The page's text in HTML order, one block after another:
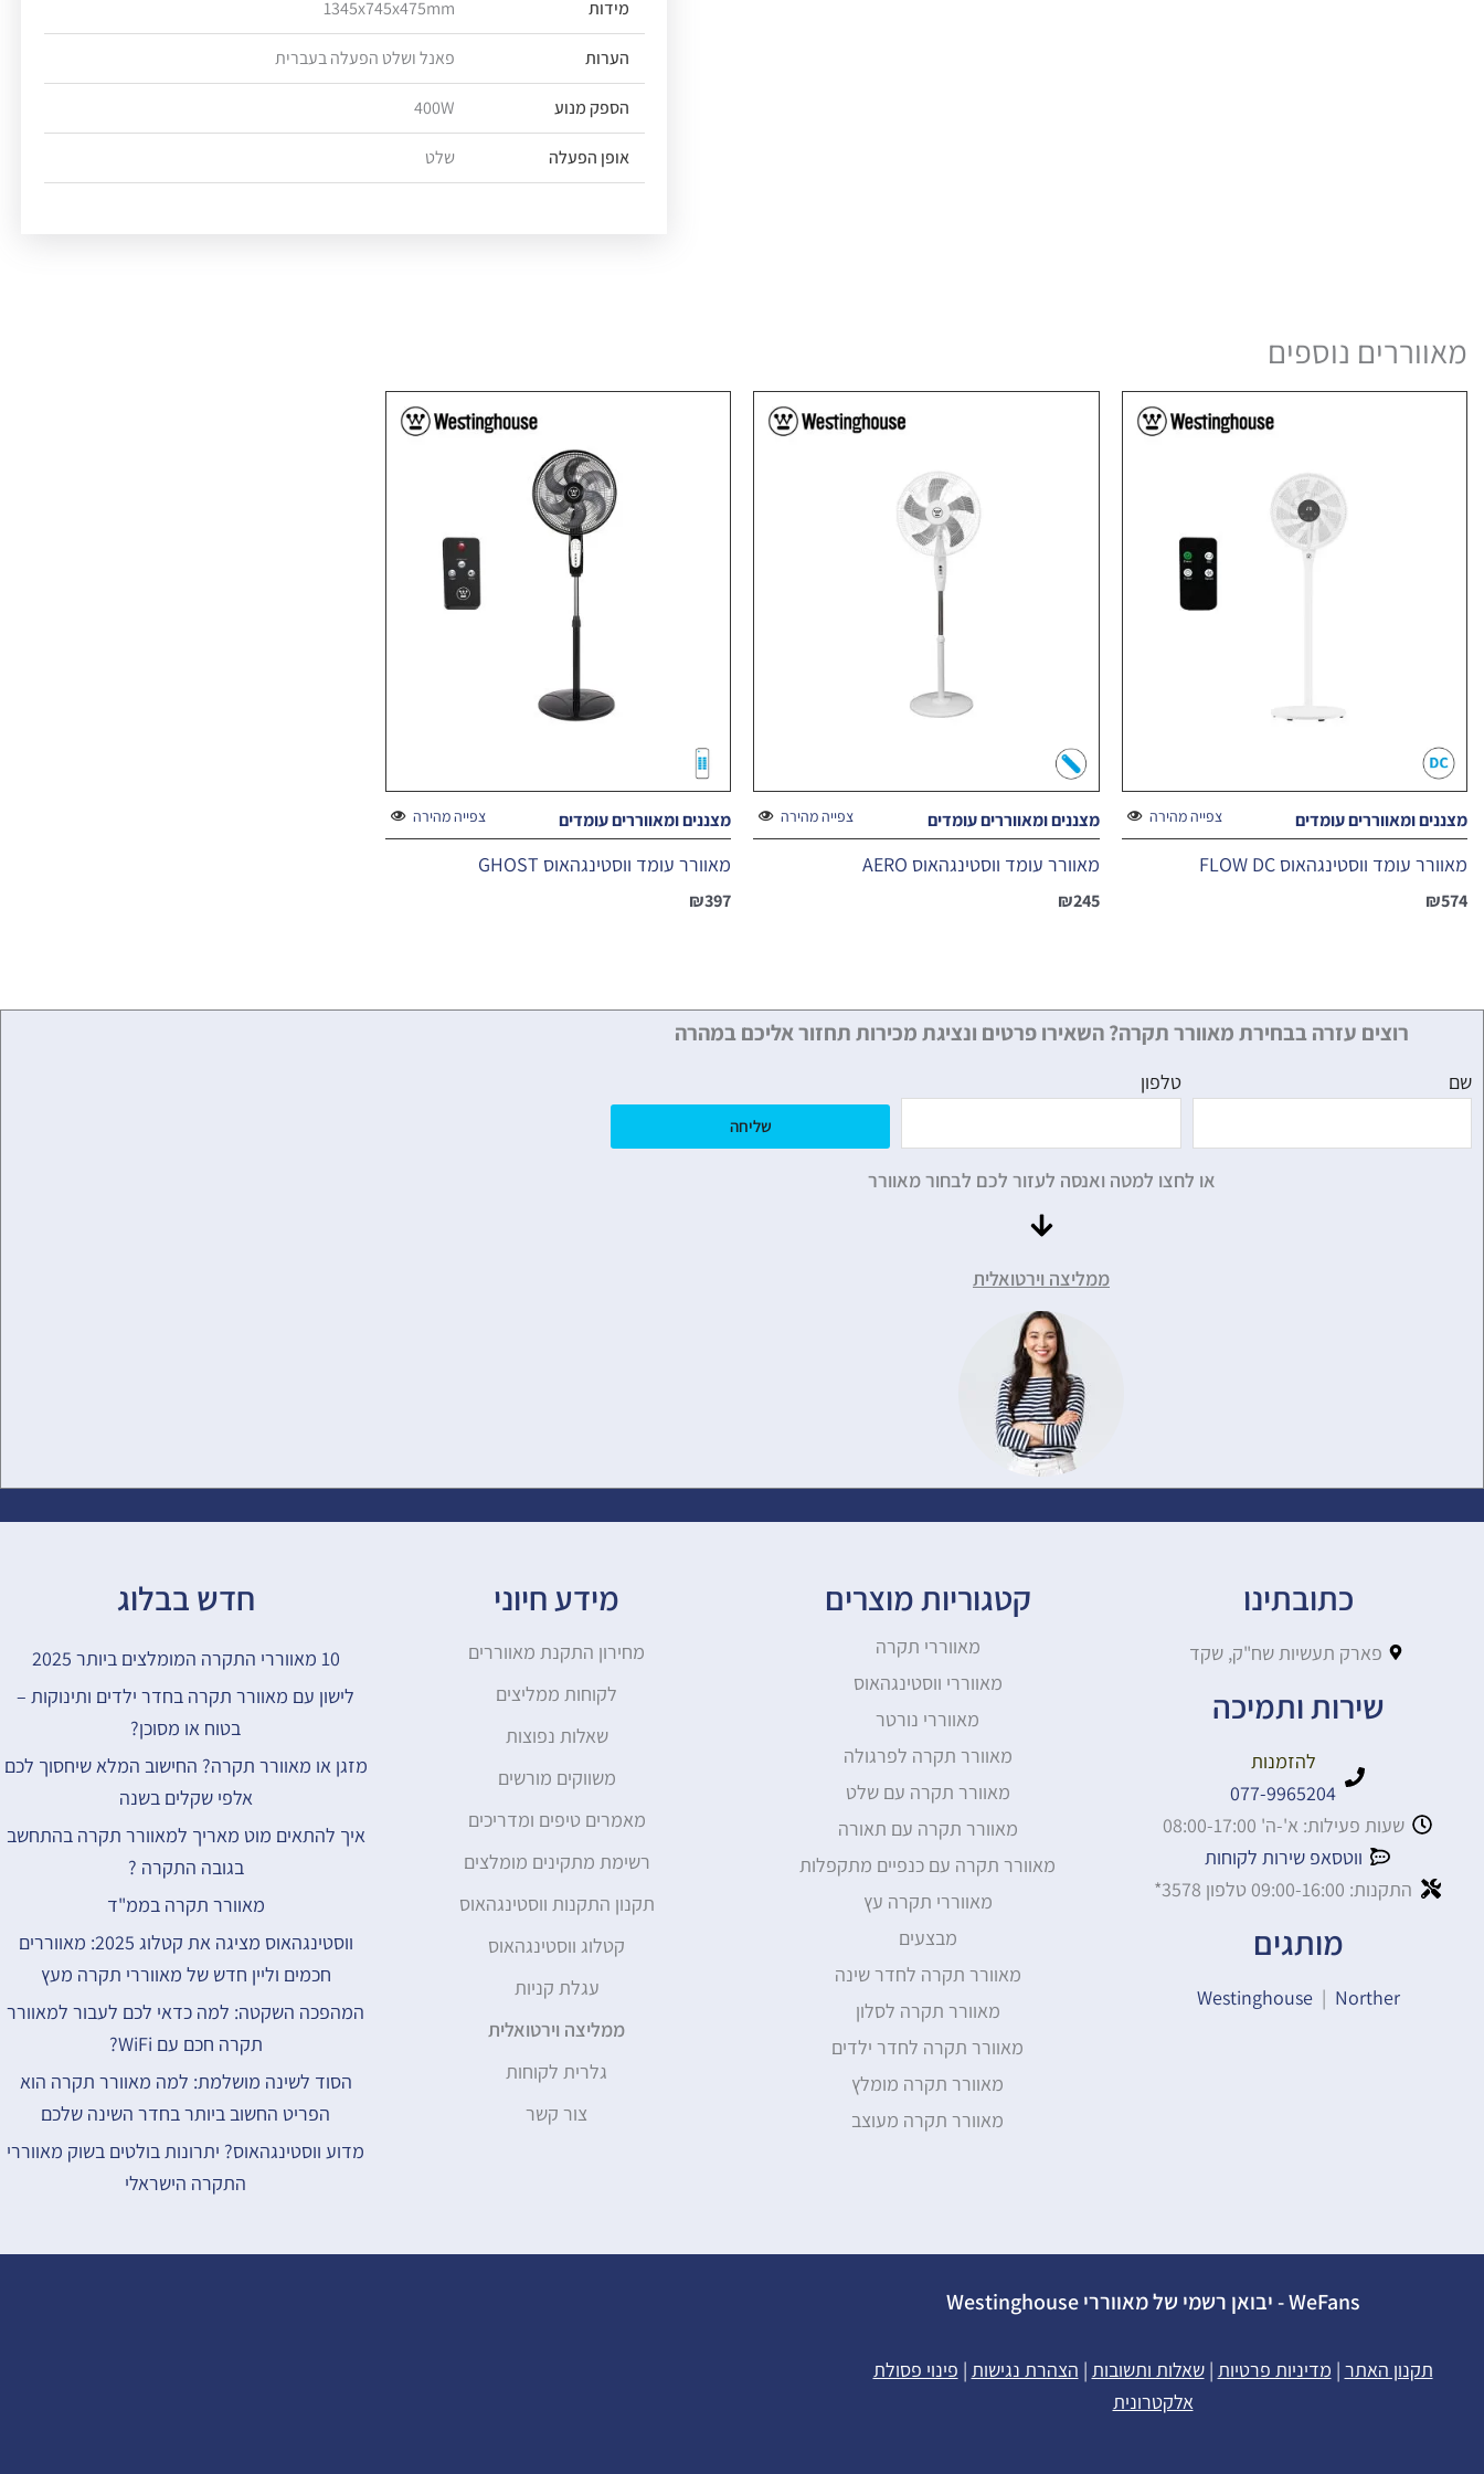
מידות 1345x745x475mm
הערות פאנל ושלט הפעלה בעברית
הספק מנוע 400W
אופן הפעלה שלט
מאווררים נוספים
צפייה מהירה מצננים ומאווררים עומדים
מאוורר עומד ווסטינגהאוס FLOW DC
₪574
צפייה מהירה מצננים ומאווררים עומדים
מאוורר עומד ווסטינגהאוס AERO
₪245
צפייה מהירה מצננים ומאווררים עומדים
מאוורר עומד ווסטינגהאוס GHOST
₪397
רוצים עזרה בבחירת מאוורר תקרה? השאירו פרטים ונציגת מכירות תחזור אליכם במהרה
שם טלפון
שליחה
או לחצו למטה ואנסה לעזור לכם לבחור מאוורר
ממליצה וירטואלית
כתובתינו
פארק תעשיות שח"ק, שקד
שירות ותמיכה
להזמנות
077-9965204
שעות פעילות: א'-ה' 08:00-17:00
ווטסאפ שירות לקוחות
התקנות: 09:00-16:00 טלפון 3578*
מותגים
Westinghouse | Norther
קטגוריות מוצרים
מאווררי תקרה
מאווררי ווסטינגהאוס
מאווררי נורטר
מאוורר תקרה לפרגולה
מאוורר תקרה עם שלט
מאוורר תקרה עם תאורה
מאוורר תקרה עם כנפיים מתקפלות
מאווררי תקרה עץ
מבצעים
מאוורר תקרה לחדר שינה
מאוורר תקרה לסלון
מאוורר תקרה לחדר ילדים
מאוורר תקרה מומלץ
מאוורר תקרה מעוצב
מידע חיוני
מחירון התקנת מאווררים
לקוחות ממליצים
שאלות נפוצות
משווקים מורשים
מאמרים טיפים ומדריכים
רשימת מתקינים מומלצים
תקנון התקנות ווסטינגהאוס
קטלוג ווסטינגהאוס
עגלת קניות
ממליצה וירטואלית
גלרית לקוחות
צור קשר
חדש בבלוג
10 מאווררי התקרה המומלצים ביותר 2025
לישון עם מאוורר תקרה בחדר ילדים ותינוקות –
בטוח או מסוכן?
מזגן או מאוורר תקרה? החישוב המלא שיחסוך לכם
אלפי שקלים בשנה
איך להתאים מוט מאריך למאוורר תקרה בהתחשב
בגובה התקרה ?
מאוורר תקרה בממ"ד
ווסטינגהאוס מציגה את קטלוג 2025: מאווררים
חכמים וליין חדש של מאווררי תקרה מעץ
המהפכה השקטה: למה כדאי לכם לעבור למאוורר
תקרה חכם עם WiFi?
הסוד לשינה מושלמת: למה מאוורר תקרה הוא
הפריט החשוב ביותר בחדר השינה שלכם
מדוע ווסטינגהאוס? יתרונות בולטים בשוק מאווררי
התקרה הישראלי
WeFans - יבואן רשמי של מאווררי Westinghouse
תקנון האתר | מדיניות פרטיות |שאלות ותשובות | הצהרת נגישות | פינוי פסולת
אלקטרונית